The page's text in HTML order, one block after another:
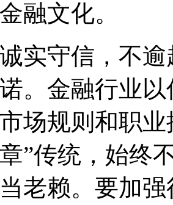
融文化。
守信，不逾
。金融行业
场规则和职
”传统，始终
老赖。要加